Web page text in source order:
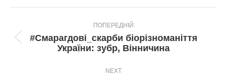
navigation
ПОПЕРЕДНІЙ
Попередній
пост:
#Смарагдові_скарби біорізноманіття
України: зубр, Вінничина
NEXT